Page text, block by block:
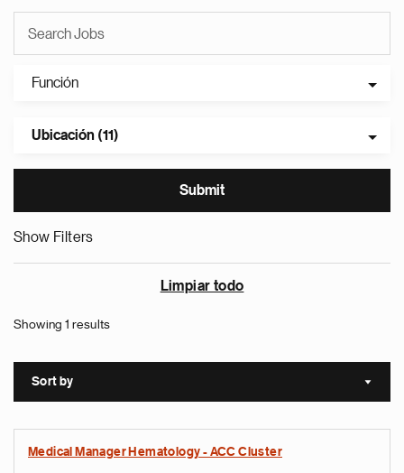
Función
Ubicación (11)
Show Filters
Limpiar todo
Showing 1 results
Sort by Sort
Medical Manager Hematology - ACC Cluster